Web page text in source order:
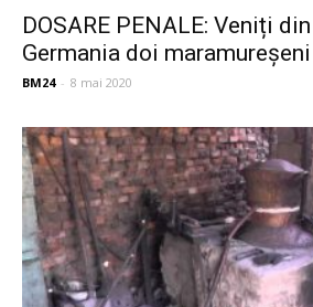
DOSARE PENALE: Veniți
Germania doi
BM24 - 8 mai 2020